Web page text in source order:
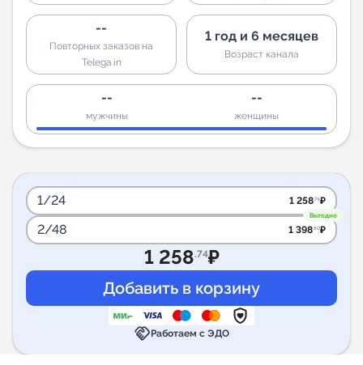
--
Повторных заказов на
Telega.in
1 год и 6 месяцев
Возраст канала
--
мужчины
--
женщины
1/24 1 258.74₽
Выгодно
2/48 1 398.60₽
1 258.74₽
handshakeРаботаем с ЭДО